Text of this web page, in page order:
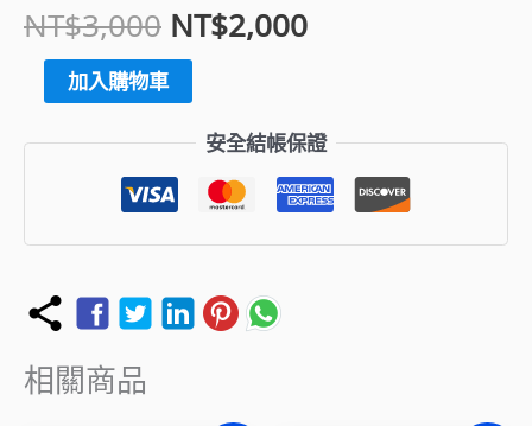
NT$3,000 NT$2,000
元)
加入購物車
安全結帳保證
相關商品